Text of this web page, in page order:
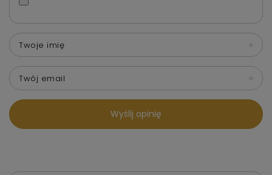
Twoje imię
Twój email
Wyślij opinię